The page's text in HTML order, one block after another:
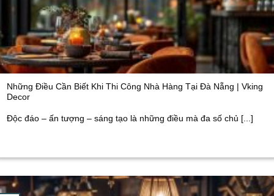
Những Điều Cần Biết Khi Thi Công Nhà Hàng Tại Đà Nẵng | Vking
Decor
Độc đáo – ấn tượng – sáng tạo là những điều mà đa số chủ [...]